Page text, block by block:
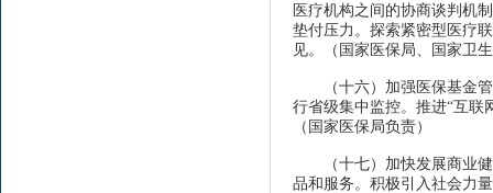
医疗机构之间的协商谈判机
垫付压力。探索紧密型医疗
见。（国家医保局、国家卫
（十六）加强医保基金管
行省级集中监控。推进“互联
（国家医保局负责）
（十七）加快发展商业健
品和服务。积极引入社会力